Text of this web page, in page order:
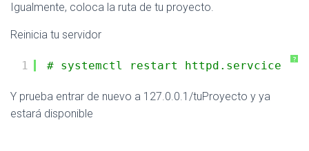
Igualmente, coloca la ruta de tu proyecto.
Reinicia tu servidor
?
1 # systemctl restart httpd.servcice
Y prueba entrar de nuevo a 127.0.0.1/tuProyecto y ya
estará disponible